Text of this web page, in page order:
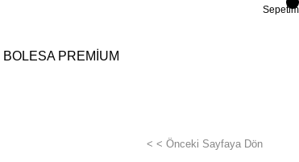
Sepetim
BOLESA PREMİUM
< < Önceki Sayfaya Dön